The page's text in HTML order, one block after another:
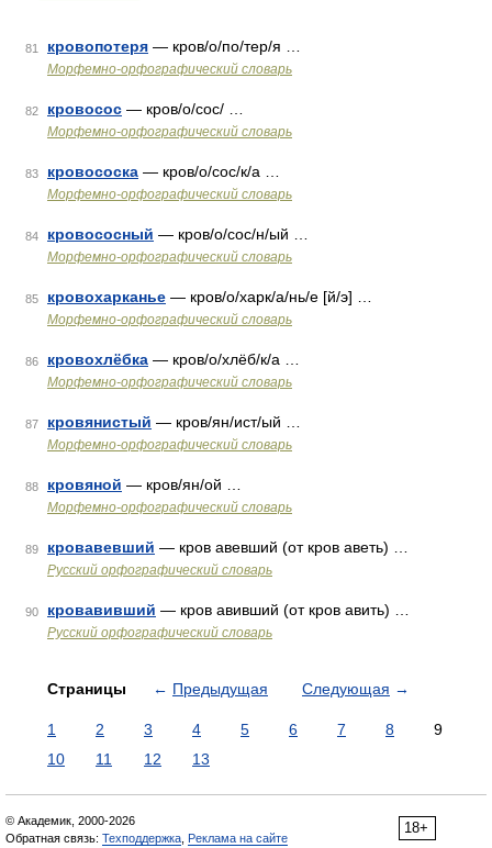
81 кровопотеря — кров/о/по/тер/я …
Морфемно-орфографический словарь
82 кровосос — кров/о/сос/ …
Морфемно-орфографический словарь
83 кровососка — кров/о/сос/к/а …
Морфемно-орфографический словарь
84 кровососный — кров/о/сос/н/ый …
Морфемно-орфографический словарь
85 кровохарканье — кров/о/харк/а/нь/е [й/э] …
Морфемно-орфографический словарь
86 кровохлёбка — кров/о/хлёб/к/а …
Морфемно-орфографический словарь
87 кровянистый — кров/ян/ист/ый …
Морфемно-орфографический словарь
88 кровяной — кров/ян/ой …
Морфемно-орфографический словарь
89 кровавевший — кров авевший (от кров аветь) …
Русский орфографический словарь
90 кровавивший — кров авивший (от кров авить) …
Русский орфографический словарь
Страницы ← Предыдущая Следующая →
1 2 3 4 5 6 7 8
9
10
11 12 13
18+
© Академик, 2000-2026
Обратная связь: Техподдержка Реклама на сайте